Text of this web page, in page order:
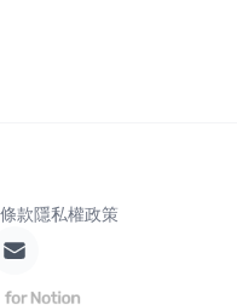
款隱私權政策